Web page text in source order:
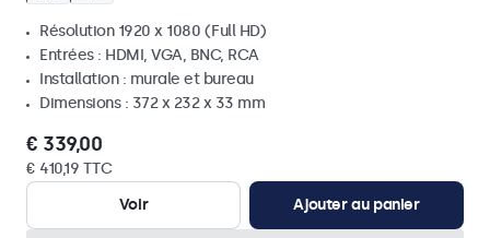
Résolution 1920 x 1080 (Full HD)
Entrées : HDMI, VGA, BNC, RCA
Installation : murale et bureau
Dimensions : 372 x 232 x 33 mm
€ 339,00
€ 410,19 TTC
Voir
Ajouter au panier